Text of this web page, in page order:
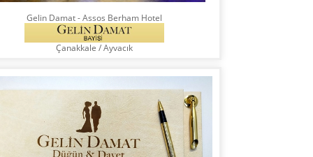
Gelin Damat - Assos Berham Hotel
Çanakkale /Ayvacık